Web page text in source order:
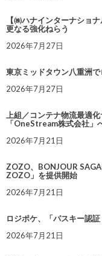
【㈱ハナインターナショ
更なる強化ねらう
2026年7月27日
東京ミッドタウン八重洲
2026年7月27日
上組／コンテナ物流最適
「OneStream株式会社」
2026年7月21日
ZOZO、BONJOUR
ZOZO」を提供開始
2026年7月21日
ロジポケ、「パスキー認
2026年7月21日